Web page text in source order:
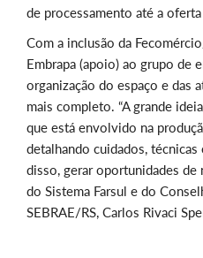
de processamento até a
Com a inclusão da
Embrapa (apoio) ao grupo de
organização do espaço e das
mais completo. “A grande
que está envolvido na
detalhando cuidados,
disso, gerar oportunidades de
do Sistema Farsul e do
SEBRAE/RS, Carlos Rivaci